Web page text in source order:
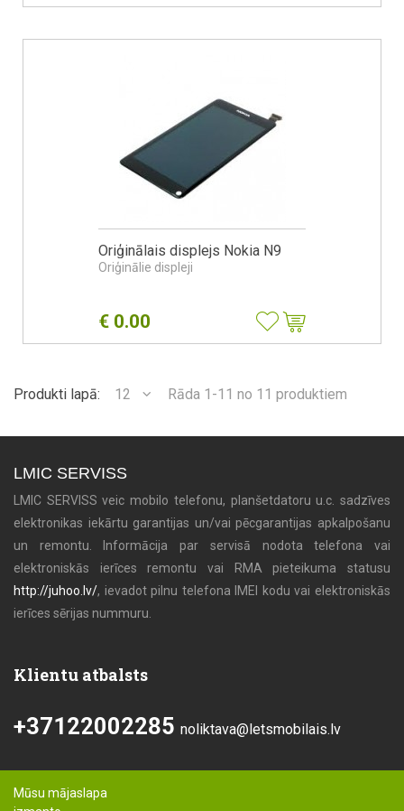
Oriģinālais displejs Nokia N9
Oriģinālie displeji
€ 0.00
Produkti lapā: 12 Rāda 1-11 no 11 produktiem
LMIC SERVISS
LMIC SERVISS veic mobilo telefonu, planšetdatoru u.c. sadzīves
elektronikas iekārtu garantijas un/vai pēcgarantijas apkalpošanu
un remontu. Informācija par servisā nodota telefona vai
elektroniskās ierīces remontu vai RMA pieteikuma statusu
http://juhoo.lv/, ievadot pilnu telefona IMEI kodu vai elektroniskās
ierīces sērijas nummuru.
Klientu atbalsts
+37122002285 noliktava@letsmobilais.lv
Mūsu mājaslapa